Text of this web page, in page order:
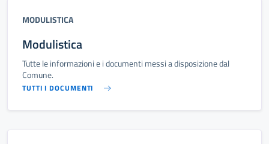
MODULISTICA
Modulistica
Tutte le informazioni e i documenti messi a disposizione dal
Comune.
TUTTI I DOCUMENTI